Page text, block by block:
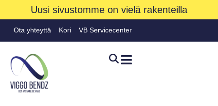
Uusi sivustomme on vielä rakenteilla
Ota yhteyttä Kori VB Servicecenter